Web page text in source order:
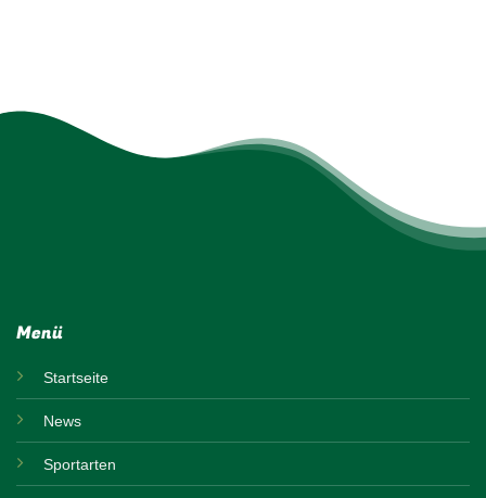
Menü
Startseite
News
Sportarten